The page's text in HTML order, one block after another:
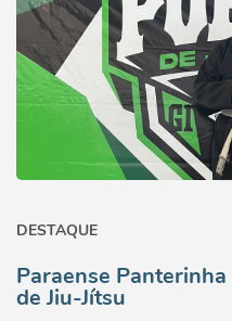
DESTAQUE
Paraense
de Jiu-Jítsu